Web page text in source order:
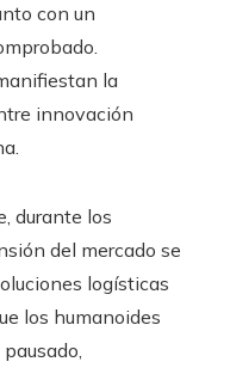
con un
la
innovación
durante los
del mercado se
logísticas
los humanoides